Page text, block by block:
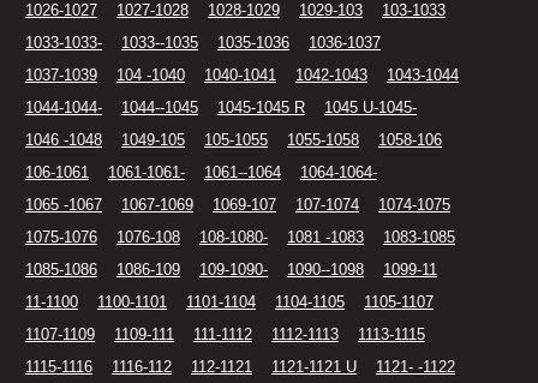
1026-1027
1027-1028 1028-1029 1029-103
103-1033
1033-1033-
1033--1035 1035-1036
1036-1037
1037-1039
104 -1040 1040-1041 1042-1043
1043-1044
1044-1044-
1044--1045 1045-1045 R
1045 U-1045-
1046 -1048
1049-105 105-1055 1055-1058
1058-106
106-1061
1061-1061- 1061--1064
1064-1064-
1065 -1067
1067-1069 1069-107 107-1074
1074-1075
1075-1076
1076-108 108-1080- 1081 -1083
1083-1085
1085-1086
1086-109 109-1090- 1090--1098
1099-11
11-1100
1100-1101 1101-1104 1104-1105
1105-1107
1107-1109
1109-111 111-1112 1112-1113
1113-1115
1115-1116
1116-112 112-1121 1121-1121 U
1121- -1122